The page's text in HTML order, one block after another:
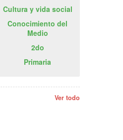
Cultura y vida social
Conocimiento del
Medio
2do
Primaria
Ver todo